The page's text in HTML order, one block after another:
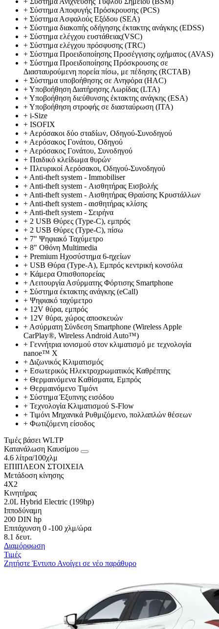
+ Σύστημα Αποφυγής Πρόσκρουσης (PCS)
+ Σύστημα Ασφαλούς Εξόδου (SEA)
+ Σύστημα διακοπής οδήγησης έκτακτης ανάγκης (EDSS)
+ Σύστημα ελέγχου ευστάθειας(VSC)
+ Σύστημα ελέγχου πρόσφυσης (TRC)
+ Σύστημα Προειδοποίησης Προσέγγισης οχήματος (AVAS)
+ Σύστημα Προειδοποίησης Πρόσκρουσης σε
Διασταυρούμενη πορεία πίσω, με πέδησης (RCTAB)
+ Σύστημα υποβοήθησης σε Ανηφόρα (HAC)
+Υποβοήθηση Διατήρησης Λωρίδας (LTA)
+Υποβοήθηση διεύθυνσης έκτακτης ανάγκης (ESA)
+Υποβοήθηση στροφής σε διασταύρωση (ITA)
+ i-Size
+ ISOFIX
+ Αερόσακοι δύο σταδίων, Οδηγού-Συνοδηγού
+ Αερόσακος Γονάτου, Οδηγού
+ Αερόσακος Γονάτου, Συνοδηγού
+ Παιδικό κλείδωμα θυρών
+ Πλευρικοί Αερόσακοι, Οδηγού-Συνοδηγού
+ Anti-theft system - Immobiliser
+ Anti-theft system - Αισθητήρας Εισβολής
+ Anti-theft system - Αισθητήρας Θραύσης Κρυστάλλων
+ Anti-theft system - αισθητήρας κλίσης
+ Anti-theft system - Σειρήνα
+ 2 USB Θύρες (Type-C), εμπρός
+ 2 USB Θύρες (Type-C), πίσω
+ 7" Ψηφιακό Ταχύμετρο
+ 8" Οθόνη Multimedia
+ Premium Ηχοσύστημα 6-ηχείων
+ USB Θύρα (Type-A), Εμπρός κεντρική κονσόλα
+ Κάμερα Οπισθοπορείας
+ Λειτουργία Ασύρματης Φόρτισης Smartphone
+ Σύστημα έκτακτης ανάγκης (eCall)
+ Ψηφιακό ταχύμετρο
+ 12V θύρα, εμπρός
+ 12V θύρα, χώρος αποσκευών
+ Ασύρματη Σύνδεση Smartphone (Wireless Apple
CarPlay®, Wireless Android Auto™)
+ Γεννήτρια ιονισμού στον κλιματισμό με τεχνολογία
nanoe™ X
+ Διζωνικός Κλιματισμός
+ Εσωτερικός Ηλεκτροχρωματικός Καθρέπτης
+ Θερμαινόμενα Kαθίσματα, Εμπρός
+ Θερμαινόμενο Τιμόνι
+ Σύστημα Έξυπνης εισόδου
+ Τεχνολογία Κλιματισμού S-Flow
+ Τιμόνι Μηχανικά Ρυθμιζόμενο, πολλαπλών θέσεων
+ Φωτιζόμενη είσοδος
Τιμές βάσει WLTP
Κατανάλωση Καυσίμου
4.6 λίτρα/100χλμ
ΕΠΙΠΛΕΟΝ ΣΤΟΙΧΕΙΑ
Μετάδοση κίνησης
4X2
Κινητήρας
2.0L Hybrid Electric (199hp)
Ιπποδύναμη
200 DIN hp
Επιτάχυνση 0 -100 χλμ/ώρα
8.1 δευτ.
Διαμόρφωση
Τιμές
Ζητήστε Έντυπο Ανοίγει σε νέο παράθυρο